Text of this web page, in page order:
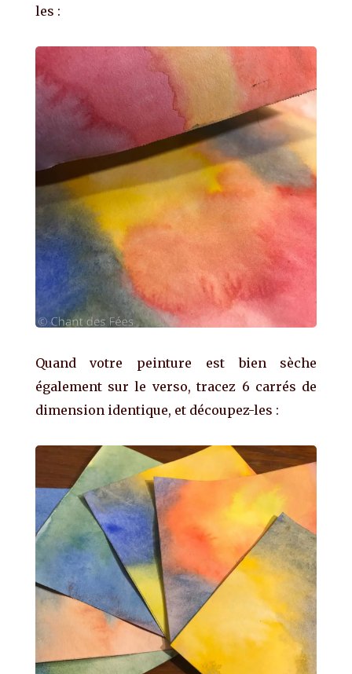
les :
Quand votre peinture est bien sèche
également sur le verso, tracez 6 carrés de
dimension identique, et découpez-les :